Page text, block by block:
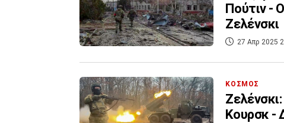
Πούτιν -
Ζελένσκι
27 Απρ 2025
ΚΟΣΜΟΣ
Κουρσκ -